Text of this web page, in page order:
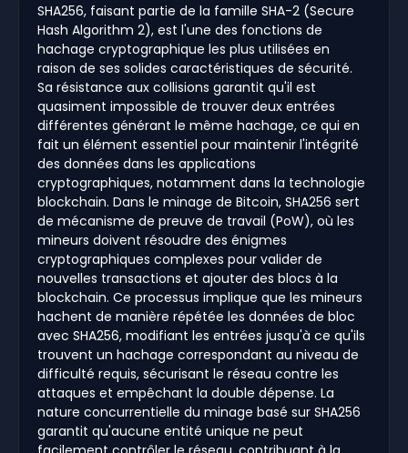
SHA256, faisant partie de la famille SHA-2 (Secure
Hash Algorithm 2), est l'une des fonctions de
hachage cryptographique les plus utilisées en
raison de ses solides caractéristiques de sécurité.
Sa résistance aux collisions garantit qu'il est
quasiment impossible de trouver deux entrées
différentes générant le même hachage, ce qui en
fait un élément essentiel pour maintenir l'intégrité
des données dans les applications
cryptographiques, notamment dans la technologie
blockchain. Dans le minage de Bitcoin, SHA256 sert
de mécanisme de preuve de travail (PoW), où les
mineurs doivent résoudre des énigmes
cryptographiques complexes pour valider de
nouvelles transactions et ajouter des blocs à la
blockchain. Ce processus implique que les mineurs
hachent de manière répétée les données de bloc
avec SHA256, modifiant les entrées jusqu'à ce qu'ils
trouvent un hachage correspondant au niveau de
difficulté requis, sécurisant le réseau contre les
attaques et empêchant la double dépense. La
nature concurrentielle du minage basé sur SHA256
garantit qu'aucune entité unique ne peut